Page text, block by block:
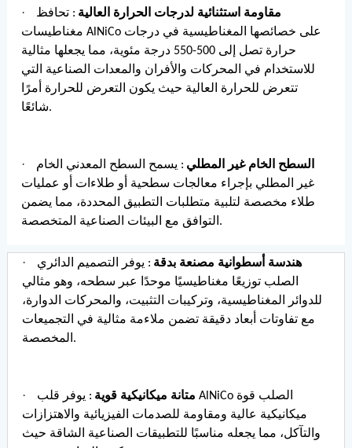
· مقاومة استثنائية لدرجات الحرارة العالية : تحافظ
مغناطيسات AlNiCo على خصائصها المغناطيسية في درجات
حرارة تصل إلى 500-550 درجة مئوية، مما يجعلها مثالية
للاستخدام في المحركات والأفران والمعدات الصناعية التي
تتعرض للحرارة العالية حيث يكون التعرض للحرارة أمرًا
شائعًا.
· السطح الخام غير المطلي : يسمح السطح المعدني الخام
غير المطلي بإجراء معالجات سطحية أو طلاءات أو عمليات
طلاء مخصصة لتلبية متطلبات التطبيق المحددة، مما يضمن
التوافق مع البيئات الصناعية المتخصصة.
· هندسة أسطوانية مصنعة بدقة : يوفر التصميم الدائري
الصلب توزيعًا مغناطيسيًا موحدًا عبر سطحه، وهو مثالي
للدوائر المغناطيسية، وتركيبات التثبيت، والمحركات الدوارة،
مع تفاوتات أبعاد دقيقة تضمن ملاءمة مثالية في التجميعات
المخصصة.
· متانة ميكانيكية قوية : يوفر قلب AlNiCo الصلب قوة
ميكانيكية عالية ومقاومة للصدمات الفيزيائية والاهتزازات
والتآكل، مما يجعله مناسبًا للتطبيقات الصناعية الشاقة حيث